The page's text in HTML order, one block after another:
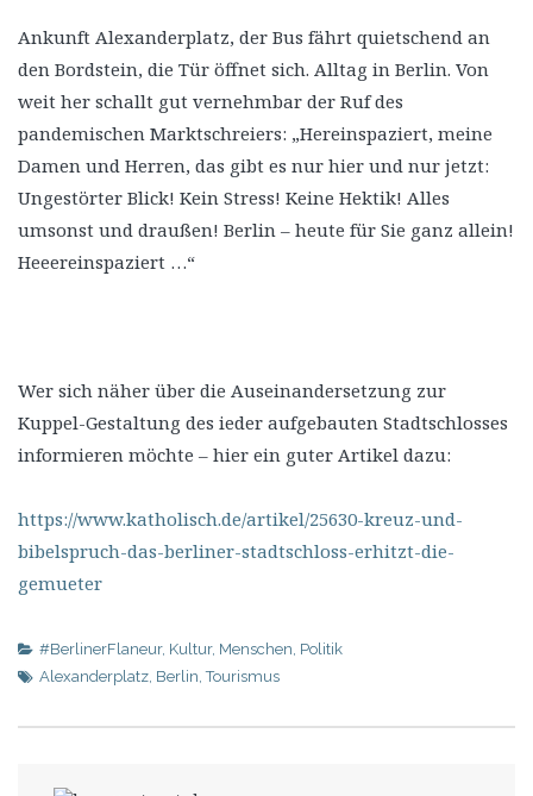
Ankunft Alexanderplatz, der Bus fährt quietschend an
den Bordstein, die Tür öffnet sich. Alltag in Berlin. Von
weit her schallt gut vernehmbar der Ruf des
pandemischen Marktschreiers: „Hereinspaziert, meine
Damen und Herren, das gibt es nur hier und nur jetzt:
Ungestörter Blick! Kein Stress! Keine Hektik! Alles
umsonst und draußen! Berlin – heute für Sie ganz allein!
Heeereinspaziert …“
Wer sich näher über die Auseinandersetzung zur
Kuppel-Gestaltung des ieder aufgebauten Stadtschlosses
informieren möchte – hier ein guter Artikel dazu:
https://www.katholisch.de/artikel/25630-kreuz-und-
bibelspruch-das-berliner-stadtschloss-erhitzt-die-
gemueter
#BerlinerFlaneur, Kultur, Menschen Politik
Alexanderplatz Berlin ,Tourismus